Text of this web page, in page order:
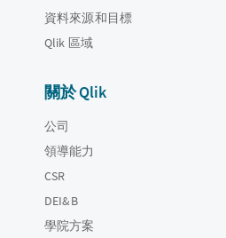
資料來源和目標
Qlik 區域
關於 Qlik
公司
領導能力
CSR
DEI&B
學院方案